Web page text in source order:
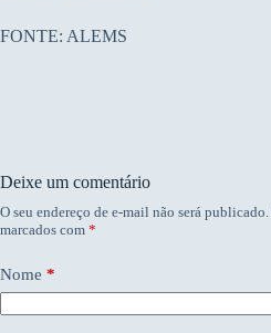
FONTE: ALEMS
Deixe um comentário
O seu endereço de e-mail não será publicado.
marcados com *
Nome *